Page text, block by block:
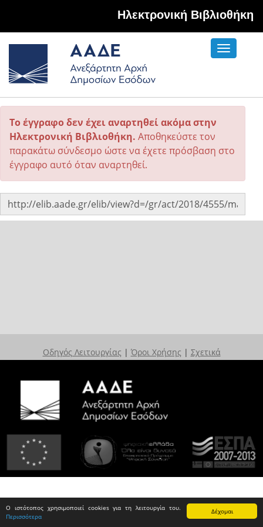
Δέχομαι
Ο ιστότοπος χρησιμοποιεί cookies για τη λειτουργία του.
Περισσότερα
Hλεκτρονική Βιβλιοθήκη
Toggle
Το έγγραφο δεν έχει αναρτηθεί ακόμα στην
Ηλεκτρονική Βιβλιοθήκη. Αποθηκεύστε τον
παρακάτω σύνδεσμο ώστε να έχετε πρόσβαση στο
έγγραφο αυτό όταν αναρτηθεί.
Οδηγός Λειτουργίας | Όροι Χρήσης | Σχετικά